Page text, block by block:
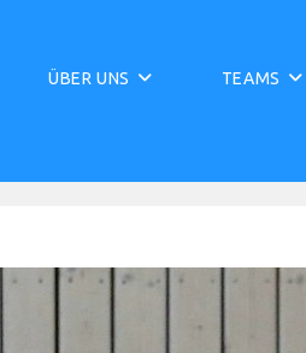
ÜBER UNS TEAMS